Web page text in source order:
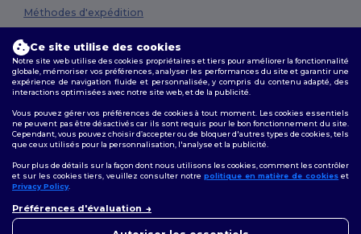
Méthodes d'expédition
Conditions Générales|Politique de personnalisation
Confidentialité|Politique de Cookies|Plan du Site
Suivez-nous
Ce site utilise des cookies
Notre site web utilise des cookies propriétaires et tiers pour améliorer la fonctionnalité
globale, mémoriser vos préférences, analyser les performances du site et garantir une
expérience de navigation fluide et personnalisée, y compris du contenu adapté, des
interactions optimisées avec notre site web, et de la publicité.
Vous pouvez gérer vos préférences de cookies à tout moment. Les cookies essentiels
ne peuvent pas être désactivés car ils sont requis pour le bon fonctionnement du site.
Cependant, vous pouvez choisir d’accepter ou de bloquer d'autres types de cookies, tels
que ceux utilisés pour la personnalisation, l'analyse et la publicité.
Pour plus de détails sur la façon dont nous utilisons les cookies, comment les contrôler
et sur les cookies tiers, veuillez consulter notre politique en matière de cookies et
Privacy Policy.
Préférences d'évaluation